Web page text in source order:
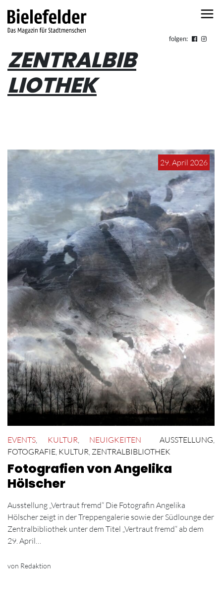
folgen:
ZENTRALBIB
LIOTHEK
29. April 2026
EVENTS KULTUR NEUIGKEITEN AUSSTELLUNG
FOTOGRAFIE KULTUR ZENTRALBIBLIOTHEK
Fotografien von Angelika
Hölscher
Ausstellung „Vertraut fremd“ Die Fotografin Angelika
Hölscher zeigt in der Treppengalerie sowie der Südlounge der
Zentralbibliothek unter dem Titel „Vertraut fremd“ ab dem
29. April…
von Redaktion